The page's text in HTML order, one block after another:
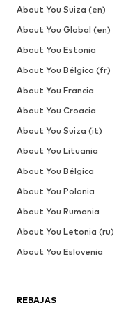
REBAJAS
About You Suiza (en)
About You Global (en)
About You Estonia
About You Bélgica (fr)
About You Francia
About You Croacia
About You Suiza (it)
About You Lituania
About You Bélgica
About You Polonia
About You Rumania
About You Letonia (ru)
About You Eslovenia